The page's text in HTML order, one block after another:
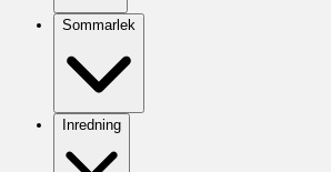
Sommarlek
Inredning